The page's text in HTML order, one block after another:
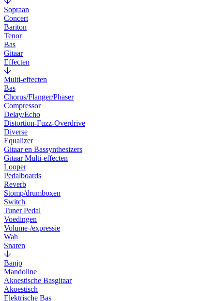
Sopraan
Concert
Bariton
Tenor
Bas
Gitaar
Effecten
Multi-effecten
Bas
Chorus/Flanger/Phaser
Compressor
Delay/Echo
Distortion-Fuzz-Overdrive
Diverse
Equalizer
Gitaar en Bassynthesizers
Gitaar Multi-effecten
Looper
Pedalboards
Reverb
Stomp/drumboxen
Switch
Tuner Pedal
Voedingen
Volume-/expressie
Wah
Snaren
Banjo
Mandoline
Akoestische Basgitaar
Akoestisch
Elektrische Bas